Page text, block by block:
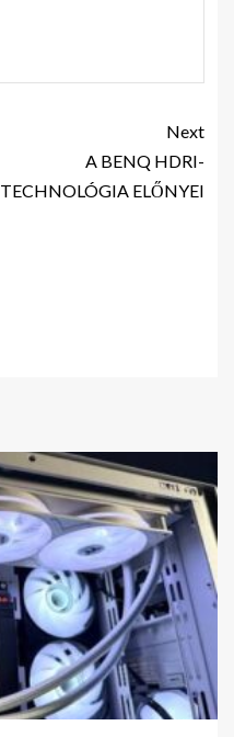
Next
A BENQ HDRI-
TECHNOLÓGIA ELŐNYEI